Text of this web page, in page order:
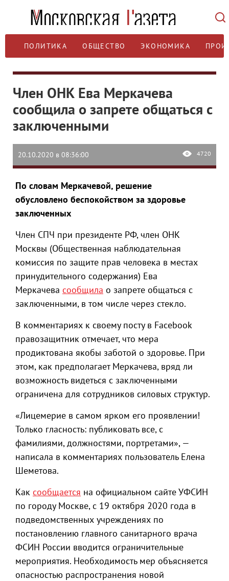
ПОЛИТИКА ОБЩЕСТВО ЭКОНОМИКА
Член ОНК Ева Меркачева
сообщила о запрете общаться с
заключенными
20.10.2020 в 08:36:00 4720
По словам Меркачевой, решение
обусловлено беспокойством за здоровье
заключенных
Член СПЧ при президенте РФ, член ОНК
Москвы (Общественная наблюдательная
комиссия по защите прав человека в местах
принудительного содержания) Ева
Меркачева сообщила о запрете общаться с
заключенными, в том числе через стекло.
В комментариях к своему посту в Facebook
правозащитник отмечает, что мера
продиктована якобы заботой о здоровье. При
этом, как предполагает Меркачева, вряд ли
возможность видеться с заключенными
ограничена для сотрудников силовых структур.
«Лицемерие в самом ярком его проявлении!
Только гласность: публиковать все, с
фамилиями, должностями, портретами», —
написала в комментариях пользователь Елена
Шеметова.
Как сообщается на официальном сайте УФСИН
по городу Москве, с 19 октября 2020 года в
подведомственных учреждениях по
постановлению главного санитарного врача
ФСИН России вводится ограничительные
мероприятия. Необходимость мер объясняется
опасностью распространения новой